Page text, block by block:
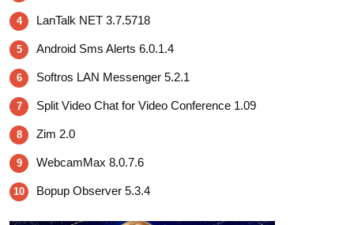
4 LanTalk NET 3.7.5718
5 Android Sms Alerts 6.0.1.4
6 Softros LAN Messenger 5.2.1
7 Split Video Chat for Video Conference 1.09
8 Zim 2.0
9 WebcamMax 8.0.7.6
10 Bopup Observer 5.3.4